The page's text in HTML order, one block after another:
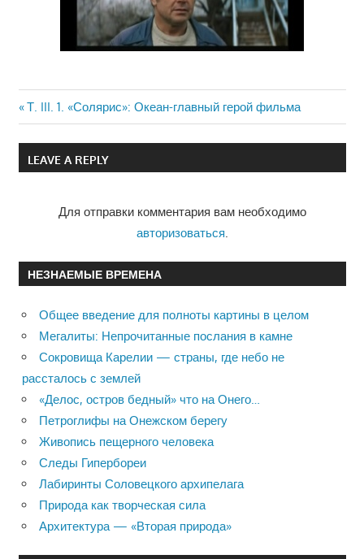
Навигация
по
Previous
Post:
Т. III. 1. «Солярис»: Океан-главный герой фильма
LEAVE A REPLY
Для отправки комментария вам необходимо
авторизоваться
НЕЗНАЕМЫЕ ВРЕМЕНА
Общее введение для полноты картины в целом
Мегалиты: Непрочитанные послания в камне
Сокровища Карелии — страны, где небо не
рассталось с землей
«Делос, остров бедный» что на Онего…
Петроглифы на Онежском берегу
Живопись пещерного человека
Следы Гипербореи
Лабиринты Соловецкого архипелага
Природа как творческая сила
Архитектура — «Вторая природа»